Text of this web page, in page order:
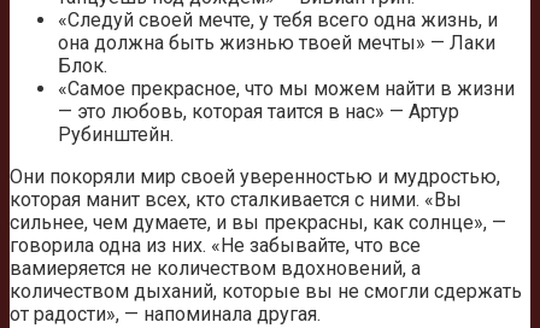
«Следуй своей мечте, у тебя всего одна жизнь, и
она должна быть жизнью твоей мечты» — Лаки
Блок.
«Самое прекрасное, что мы можем найти в жизни
— это любовь, которая таится в нас» — Артур
Рубинштейн.
Они покоряли мир своей уверенностью и мудростью,
которая манит всех, кто сталкивается с ними. «Вы
сильнее, чем думаете, и вы прекрасны, как солнце», —
говорила одна из них. «Не забывайте, что все
вамиеряется не количеством вдохновений, а
количеством дыханий, которые вы не смогли сдержать
от радости», — напоминала другая.